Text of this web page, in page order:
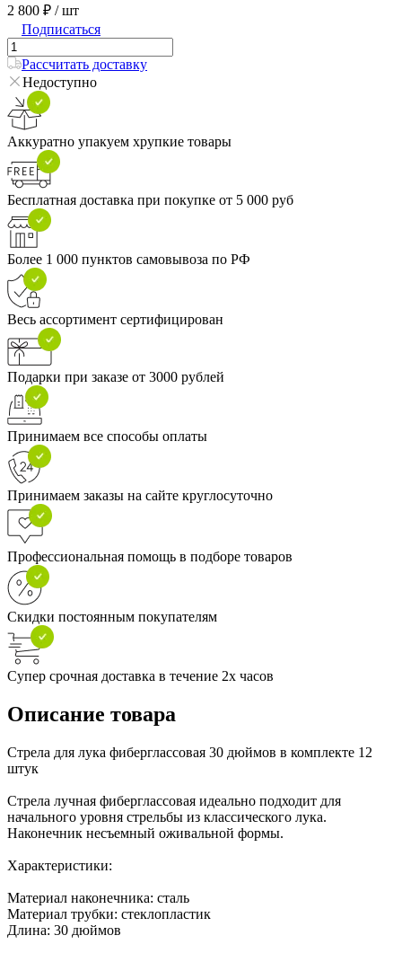
2 800 ₽ / шт
Подписаться
Рассчитать доставку
Недоступно
Аккуратно упакуем хрупкие товары
Бесплатная доставка при покупке от 5 000 руб
Более 1 000 пунктов самовывоза по РФ
Весь ассортимент сертифицирован
Подарки при заказе от 3000 рублей
Принимаем все способы оплаты
Принимаем заказы на сайте круглосуточно
Профессиональная помощь в подборе товаров
Скидки постоянным покупателям
Супер срочная доставка в течение 2х часов
Описание товара
Стрела для лука фиберглассовая 30 дюймов в комплекте 12
штук
Стрела лучная фиберглассовая идеально подходит для
начального уровня стрельбы из классического лука.
Наконечник несъемный оживальной формы.
Характеристики:
Материал наконечника: сталь
Материал трубки: стеклопластик
Длина: 30 дюймов